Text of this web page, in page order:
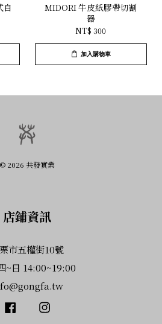
自
MIDORI 牛皮紙膠帶切割
器
NT$ 300
加入購物車
© 2026 共發實業
店鋪資訊
市五權街10號
~日 14:00~19:00
Facebook